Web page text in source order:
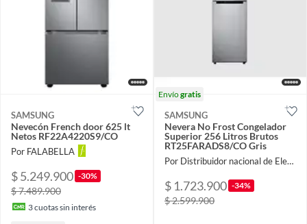
SAMSUNG
Nevecón French door 625 lt
Netos RF22A4220S9/CO
Por FALABELLA
$ 5.249.900 -30%
$ 7.489.900
3cuotas sin interés
Envíogratis
SAMSUNG
Nevera No Frost Congelador
Superior 256 Litros Brutos
RT25FARADS8/CO Gris
Por Distribuidor nacional de Electrodomésticos
$ 1.723.900 -34%
$ 2.599.900